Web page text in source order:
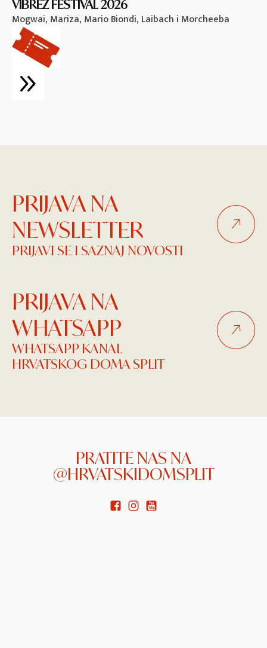
VIBREZ FESTIVAL 2026
Mogwai, Mariza, Mario Biondi, Laibach i Morcheeba
PRIJAVA NA
NEWSLETTER
PRIJAVI SE I SAZNAJ NOVOSTI
PRIJAVA NA
WHATSAPP
WHATSAPP KANAL
HRVATSKOG DOMA SPLIT
PRATITE NAS NA
@HRVATSKIDOMSPLIT